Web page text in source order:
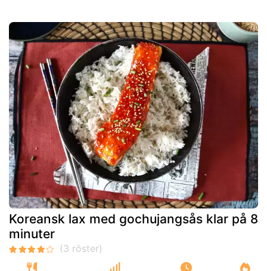
Koreansk lax med gochujangsås klar på 8
minuter